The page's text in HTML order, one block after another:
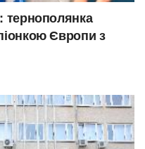
тернополянка
Європи з